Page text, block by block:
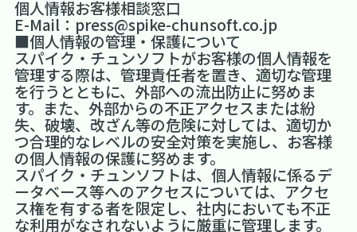
個人情報お客様相談窓口
E-Mail： press@spike-chunsoft.co.jp
■個人情報の管理・保護について
スパイク・チュンソフトがお客様の個人情報を
管理する際は、管理責任者を置き、適切な管理
を行うとともに、外部への流出防止に努めま
す。また、外部からの不正アクセスまたは紛
失、破壊、改ざん等の危険に対しては、適切か
つ合理的なレベルの安全対策を実施し、お客様
の個人情報の保護に努めます。
スパイク・チュンソフトは、個人情報に係るデ
ータベース等へのアクセスについては、アクセ
ス権を有する者を限定し、社内においても不正
な利用がなされないように厳重に管理します。